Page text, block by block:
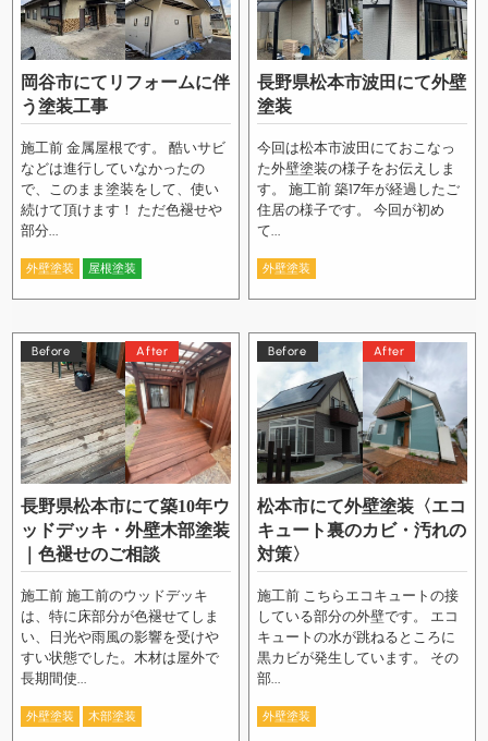
岡谷市にてリフォームに伴
う塗装工事
施工前 金属屋根です。 酷いサビ
などは進行していなかったの
で、このまま塗装をして、使い
続けて頂けます！ ただ色褪せや
部分...
外壁塗装 屋根塗装
長野県松本市波田にて外壁
塗装
今回は松本市波田にておこなっ
た外壁塗装の様子をお伝えしま
す。 施工前 築17年が経過したご
住居の様子です。 今回が初め
て...
外壁塗装
Before After
長野県松本市にて築10年ウ
ッドデッキ・外壁木部塗装
｜色褪せのご相談
施工前 施工前のウッドデッキ
は、特に床部分が色褪せてしま
い、日光や雨風の影響を受けや
すい状態でした。木材は屋外で
長期間使...
外壁塗装 木部塗装
Before After
松本市にて外壁塗装〈エコ
キュート裏のカビ・汚れの
対策〉
施工前 こちらエコキュートの接
している部分の外壁です。 エコ
キュートの水が跳ねるところに
黒カビが発生しています。 その
部...
外壁塗装